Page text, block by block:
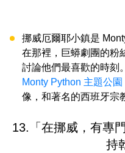
挪威厄爾耶小鎮是
在那裡，巨蟒劇團的粉
討論他們最喜歡的時刻
Monty Python 主題公園
像，和著名的西班牙宗
13.「在挪威，有專
持